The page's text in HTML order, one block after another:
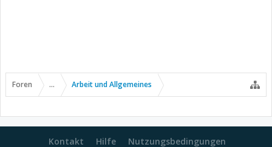
Foren ... Arbeit und Allgemeines
Kontakt Hilfe Nutzungsbedingungen